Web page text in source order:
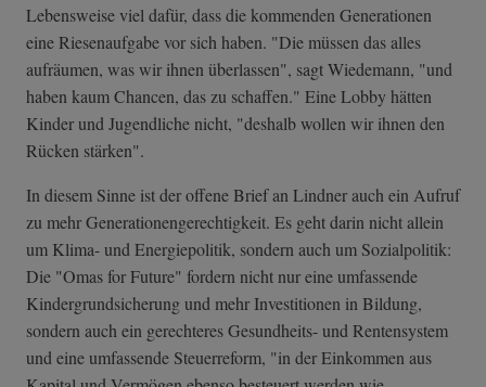
Lebensweise viel dafür, dass die kommenden Generationen
eine Riesenaufgabe vor sich haben. "Die müssen das alles
aufräumen, was wir ihnen überlassen", sagt Wiedemann, "und
haben kaum Chancen, das zu schaffen." Eine Lobby hätten
Kinder und Jugendliche nicht, "deshalb wollen wir ihnen den
Rücken stärken".
In diesem Sinne ist der offene Brief an Lindner auch ein Aufruf
zu mehr Generationengerechtigkeit. Es geht darin nicht allein
um Klima- und Energiepolitik, sondern auch um Sozialpolitik:
Die "Omas for Future" fordern nicht nur eine umfassende
Kindergrundsicherung und mehr Investitionen in Bildung,
sondern auch ein gerechteres Gesundheits- und Rentensystem
und eine umfassende Steuerreform, "in der Einkommen aus